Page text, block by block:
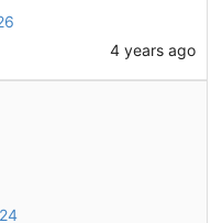
4 years ago